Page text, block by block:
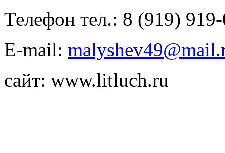
Телефон тел.: 8 (919)
E-mail:
сайт: www.litluch.ru